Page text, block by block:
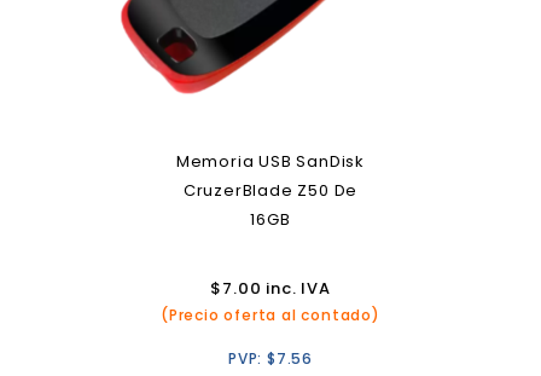
Memoria USB SanDisk
CruzerBlade Z50 De
16GB
$7.00 inc. IVA
(Precio oferta al contado)
PVP: $7.56